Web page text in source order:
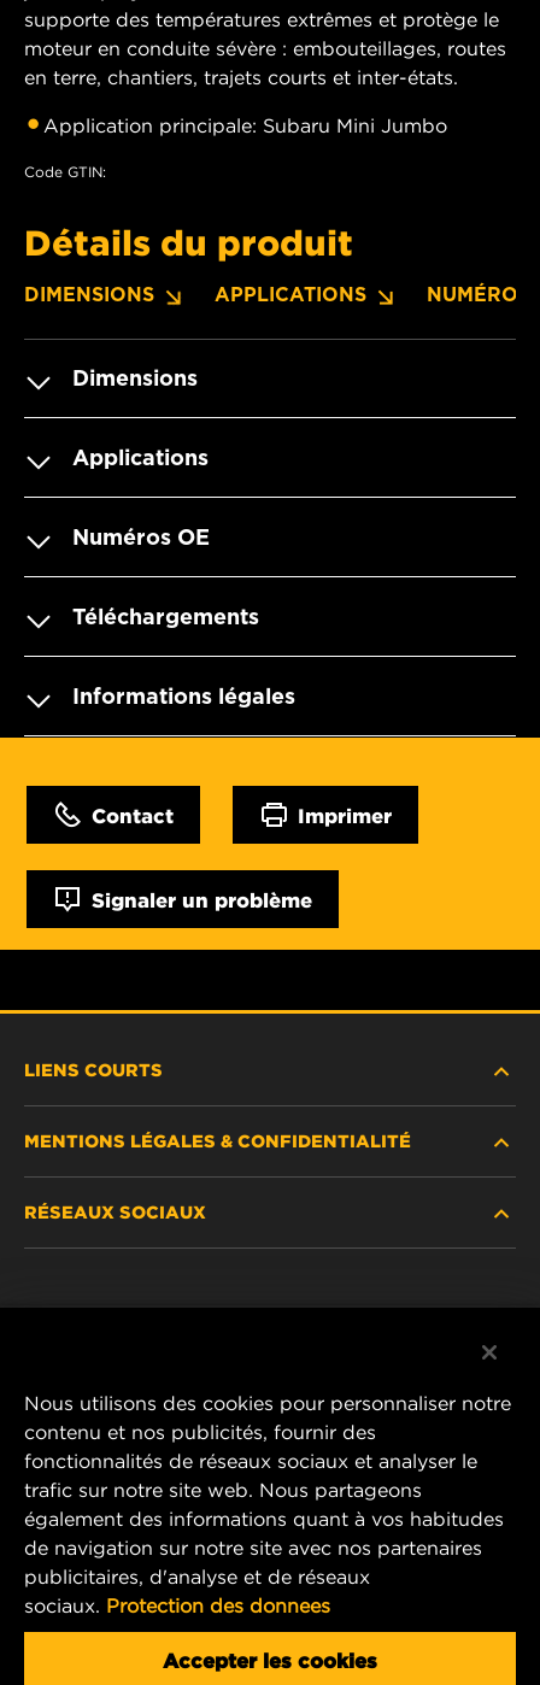
supporte des températures extrêmes et protège le
moteur en conduite sévère : embouteillages, routes
en terre, chantiers, trajets courts et inter-états.
Application principale: Subaru Mini Jumbo
Code GTIN:
Détails du produit
DIMENSIONS APPLICATIONS NUMÉROS
Dimensions
Applications
Numéros OE
Téléchargements
Informations légales
Contact Imprimer
Signaler un problème
LIENS COURTS
OÙ ACHETER
MENTIONS LÉGALES & CONFIDENTIALITÉ
RÉSEAUX SOCIAUX
MANN+HUMMEL FT Poland
ul. Wrocławska 145,
63-800 GOSTYŃ, POLAND
Tel. +48 65 572 89 00
E-mail:info@mann-hummel.com
MANN+HUMMEL GROUP
Nous utilisons des cookies pour personnaliser notre
contenu et nos publicités, fournir des
fonctionnalités de réseaux sociaux et analyser le
trafic sur notre site web. Nous partageons
également des informations quant à vos habitudes
de navigation sur notre site avec nos partenaires
publicitaires, d'analyse et de réseaux
sociaux. Protection des donnees
Accepter les cookies